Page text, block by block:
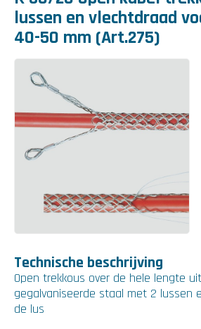
lussen en vlechtdraad
40-50 mm (Art.275)
Technische beschrijving
Open trekkous over de hele lengte uit
gegalvaniseerde staal met 2 lussen
de lus